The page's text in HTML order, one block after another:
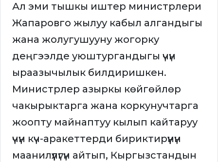
Ал эми тышкы иштер министрлери
Жапаровго жылуу кабыл алгандыгы
жана жолугушууну жогорку
деңгээлде уюштургандыгы үчүн
ыраазычылык билдиришкен.
Министрлер азыркы көйгөйлөр
чакырыктарга жана коркунучтарга
жоопту майнаптуу кылып кайтаруу
үчүн күч-аракеттерди бириктирүүнүн
маанилүүлүгүн айтып, Кыргызстандын